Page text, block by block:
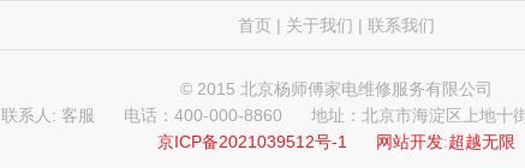
首页 | 关于我们 | 联系我们
© 2015 北京杨师傅家电维修服务有限公司
联系人: 客服
电话：400-000-8860
地址：北京市海淀区上地十
京ICP备2021039512号-1
网站开发:超越无限